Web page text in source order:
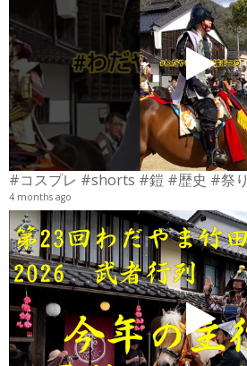
#コスプレ #shorts #鎧 #歴史 #祭り
4 months ago